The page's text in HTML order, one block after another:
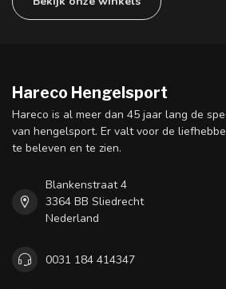
Hareco Hengelsport
Hareco is al meer dan 45 jaar lang de
van hengelsport. Er valt voor de
te beleven en te zien.
Blankenstraat 4
3364 BB Sliedrecht
Nederland
0031 184 414347